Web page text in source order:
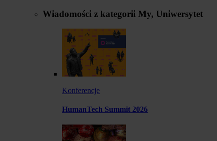
Wiadomości z kategorii My, Uniwersytet
Konferencje
HumanTech Summit 2026